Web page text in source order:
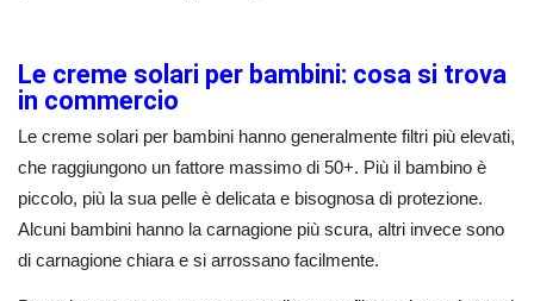
Le creme solari per bambini: cosa si trova
in commercio
Le creme solari per bambini hanno generalmente filtri più elevati,
che raggiungono un fattore massimo di 50+. Più il bambino è
piccolo, più la sua pelle è delicata e bisognosa di protezione.
Alcuni bambini hanno la carnagione più scura, altri invece sono
di carnagione chiara e si arrossano facilmente.